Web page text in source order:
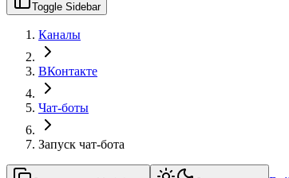
Toggle Sidebar
Каналы
ВКонтакте
Чат-боты
Запуск чат-бота